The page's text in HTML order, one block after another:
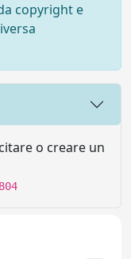
copyright e
o creare un